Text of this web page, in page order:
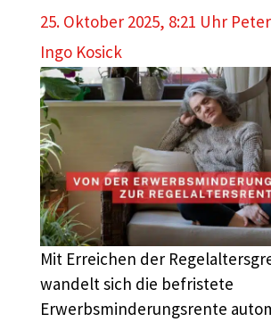
25. Oktober 2025, 8:21 Uhr
Ingo Kosick
Mit Erreichen der
wandelt sich die befristete
Erwerbsminderungsrente